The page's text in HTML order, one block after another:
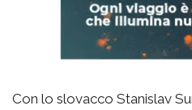
Con lo slovacco Stanislav